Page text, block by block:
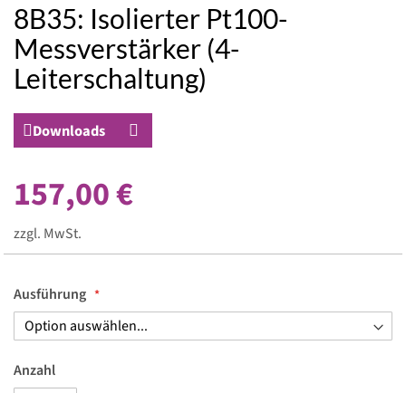
8B35: Isolierter Pt100-
Messverstärker (4-
Leiterschaltung)
Downloads
157,00 €
zzgl. MwSt.
Ausführung
Anzahl
Zum
Anfang
der
Bildergalerie
springen